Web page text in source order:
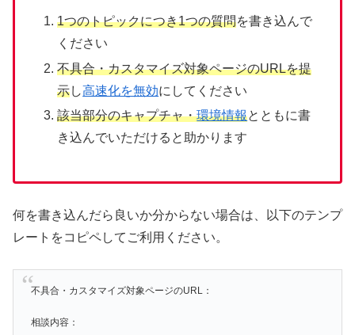
1つのトピックにつき1つの質問を書き込んで
ください
不具合・カスタマイズ対象ページのURLを提
示し高速化を無効にしてください
該当部分のキャプチャ・環境情報とともに書
き込んでいただけると助かります
何を書き込んだら良いか分からない場合は、以下のテンプ
レートをコピペしてご利用ください。
不具合・カスタマイズ対象ページのURL：
相談内容：